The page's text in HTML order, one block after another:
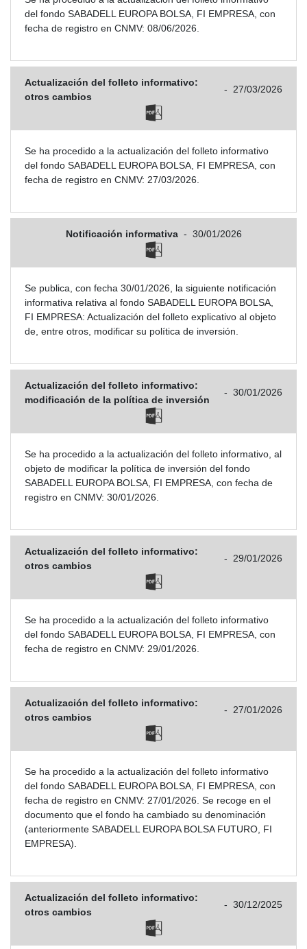
del fondo SABADELL EUROPA BOLSA, FI EMPRESA, con
fecha de registro en CNMV: 08/06/2026.
Actualización del folleto informativo:
otros cambios
- 27/03/2026
Se ha procedido a la actualización del folleto informativo
del fondo SABADELL EUROPA BOLSA, FI EMPRESA, con
fecha de registro en CNMV: 27/03/2026.
Notificación informativa - 30/01/2026
Se publica, con fecha 30/01/2026, la siguiente notificación
informativa relativa al fondo SABADELL EUROPA BOLSA,
FI EMPRESA: Actualización del folleto explicativo al objeto
de, entre otros, modificar su política de inversión.
Actualización del folleto informativo:
modificación de la política de inversión
- 30/01/2026
Se ha procedido a la actualización del folleto informativo, al
objeto de modificar la política de inversión del fondo
SABADELL EUROPA BOLSA, FI EMPRESA, con fecha de
registro en CNMV: 30/01/2026.
Actualización del folleto informativo:
otros cambios
- 29/01/2026
Se ha procedido a la actualización del folleto informativo
del fondo SABADELL EUROPA BOLSA, FI EMPRESA, con
fecha de registro en CNMV: 29/01/2026.
Actualización del folleto informativo:
otros cambios
- 27/01/2026
Se ha procedido a la actualización del folleto informativo
del fondo SABADELL EUROPA BOLSA, FI EMPRESA, con
fecha de registro en CNMV: 27/01/2026. Se recoge en el
documento que el fondo ha cambiado su denominación
(anteriormente SABADELL EUROPA BOLSA FUTURO, FI
EMPRESA).
Actualización del folleto informativo:
otros cambios
- 30/12/2025